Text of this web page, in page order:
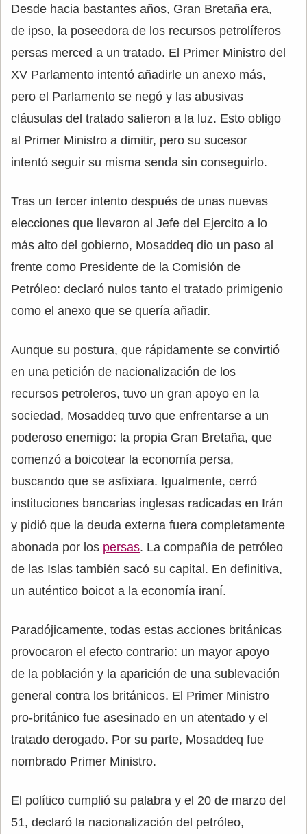
Desde hacia bastantes años, Gran Bretaña era,
de ipso, la poseedora de los recursos petrolíferos
persas merced a un tratado. El Primer Ministro del
XV Parlamento intentó añadirle un anexo más,
pero el Parlamento se negó y las abusivas
cláusulas del tratado salieron a la luz. Esto obligo
al Primer Ministro a dimitir, pero su sucesor
intentó seguir su misma senda sin conseguirlo.
Tras un tercer intento después de unas nuevas
elecciones que llevaron al Jefe del Ejercito a lo
más alto del gobierno, Mosaddeq dio un paso al
frente como Presidente de la Comisión de
Petróleo: declaró nulos tanto el tratado primigenio
como el anexo que se quería añadir.
Aunque su postura, que rápidamente se convirtió
en una petición de nacionalización de los
recursos petroleros, tuvo un gran apoyo en la
sociedad, Mosaddeq tuvo que enfrentarse a un
poderoso enemigo: la propia Gran Bretaña, que
comenzó a boicotear la economía persa,
buscando que se asfixiara. Igualmente, cerró
instituciones bancarias inglesas radicadas en Irán
y pidió que la deuda externa fuera completamente
abonada por los persas. La compañía de petróleo
de las Islas también sacó su capital. En definitiva,
un auténtico boicot a la economía iraní.
Paradójicamente, todas estas acciones británicas
provocaron el efecto contrario: un mayor apoyo
de la población y la aparición de una sublevación
general contra los británicos. El Primer Ministro
pro-británico fue asesinado en un atentado y el
tratado derogado. Por su parte, Mosaddeq fue
nombrado Primer Ministro.
El político cumplió su palabra y el 20 de marzo del
51, declaró la nacionalización del petróleo,